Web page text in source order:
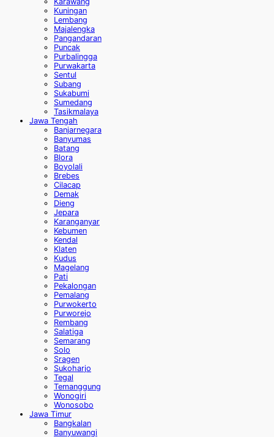
Kuningan
Lembang
Majalengka
Pangandaran
Puncak
Purbalingga
Purwakarta
Sentul
Subang
Sukabumi
Sumedang
Tasikmalaya
Jawa Tengah
Banjarnegara
Banyumas
Batang
Blora
Boyolali
Brebes
Cilacap
Demak
Dieng
Jepara
Karanganyar
Kebumen
Kendal
Klaten
Kudus
Magelang
Pati
Pekalongan
Pemalang
Purwokerto
Purworejo
Rembang
Salatiga
Semarang
Solo
Sragen
Sukoharjo
Tegal
Temanggung
Wonogiri
Wonosobo
Jawa Timur
Bangkalan
Banyuwangi